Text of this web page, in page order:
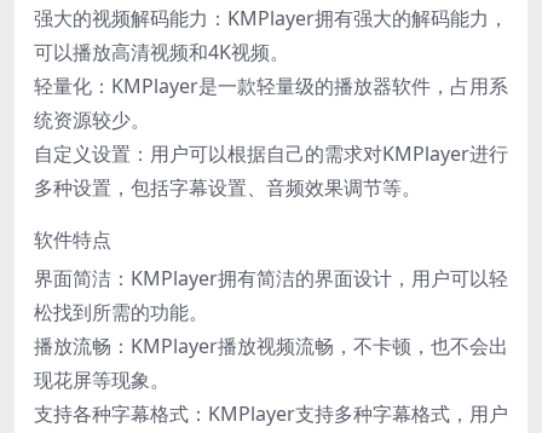
强大的视频解码能力：KMPlayer拥有强大的解码能力，
可以播放高清视频和4K视频。
轻量化：KMPlayer是一款轻量级的播放器软件，占用系
统资源较少。
自定义设置：用户可以根据自己的需求对KMPlayer进行
多种设置，包括字幕设置、音频效果调节等。
软件特点
界面简洁：KMPlayer拥有简洁的界面设计，用户可以轻
松找到所需的功能。
播放流畅：KMPlayer播放视频流畅，不卡顿，也不会出
现花屏等现象。
支持各种字幕格式：KMPlayer支持多种字幕格式，用户